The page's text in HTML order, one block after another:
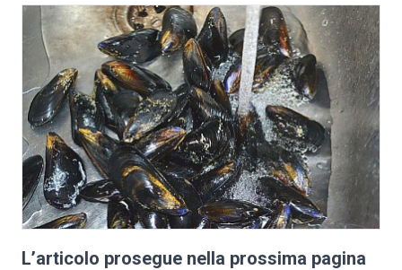
L’articolo prosegue nella prossima pagina